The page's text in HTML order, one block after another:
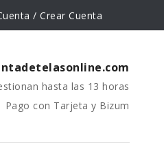
/ Crear Cuenta
hasta las 13 horas
Pago con Tarjeta y Bizum